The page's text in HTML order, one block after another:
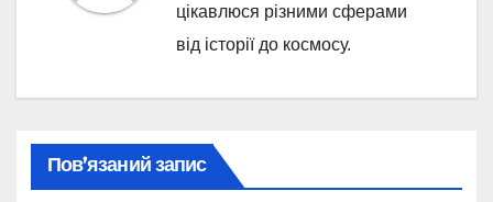
цікавлюся різними сферами
від історії до космосу.
Пов’язаний запис